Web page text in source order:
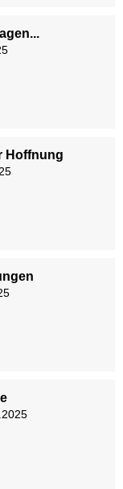
Hoffnung